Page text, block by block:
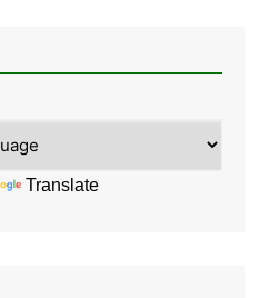
Translate